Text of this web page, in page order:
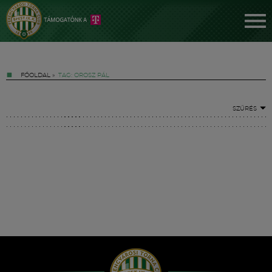
FŐOLDAL » TAG: OROSZ PÁL
SZŰRÉS
Hírek